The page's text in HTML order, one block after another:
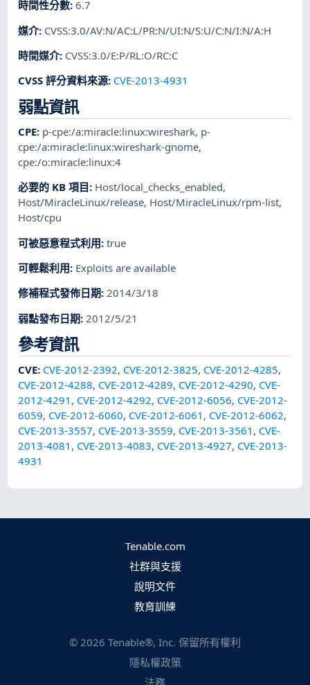
時間性分數:6.7
媒介: CVSS:3.0/AV:N/AC:L/PR:N/UI:N/S:U/C:N/I:N/A:H
時間媒介: CVSS:3.0/E:P/RL:O/RC:C
CVSS 評分資料來源: CVE-2013-4931
弱點資訊
CPE: p-cpe:/a:miracle:linux:wireshark, p-
cpe:/a:miracle:linux:wireshark-gnome,
cpe:/o:miracle:linux:4
必要的 KB 項目: Host/local_checks_enabled,
Host/MiracleLinux/release, Host/MiracleLinux/rpm-list,
Host/cpu
可被惡意程式利用:true
可輕鬆利用: Exploits are available
修補程式發佈日期:2014/3/18
弱點發布日期: 2012/5/21
參考資訊
CVE: CVE-2012-2392, CVE-2012-3825, CVE-2012-4285,
CVE-2012-4288, CVE-2012-4289, CVE-2012-4290, CVE-
2012-4291 , CVE-2012-4292, CVE-2012-6056, CVE-2012-
6059, CVE-2012-6060, CVE-2012-6061 , CVE-2012-6062,
CVE-2013-3557, CVE-2013-3559, CVE-2013-3561 , CVE-
2013-4081 , CVE-2013-4083, CVE-2013-4927, CVE-2013-
4931
Tenable.com
社群與支援
說明文件
教育訓練
© 2026 Tenable®, Inc. 保留所有權利
隱私權政策